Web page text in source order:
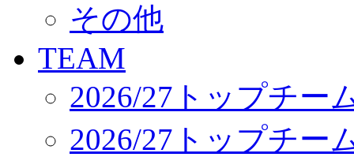
サステナビリティ
Web制作支援
応援プロジェクト
その他
TEAM
2026/27トップチー
2026/27トップチー